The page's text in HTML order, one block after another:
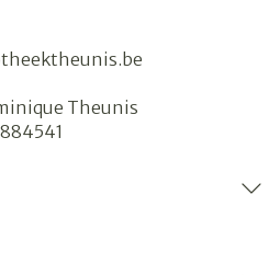
Theunis